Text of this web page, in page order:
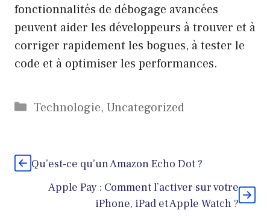
fonctionnalités de débogage avancées
peuvent aider les développeurs à trouver et à
corriger rapidement les bogues, à tester le
code et à optimiser les performances.
Catégories
Technologie, Uncategorized
Qu’est-ce qu’un Amazon Echo Dot ?
Apple Pay : Comment l’activer sur votre
iPhone, iPad et Apple Watch ?